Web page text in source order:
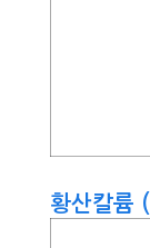
황산칼륨